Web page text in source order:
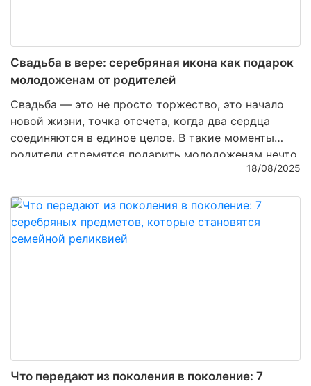
Свадьба в вере: серебряная икона как подарок
молодоженам от родителей
Свадьба — это не просто торжество, это начало
новой жизни, точка отсчета, когда два сердца
соединяются в единое целое. В такие моменты
родители стремятся подарить молодоженам нечто
особенное, что будет хранить духовную связь,
множества подарков особенно ценятсясеребряные
иконы— изделия, которые объединяют духовность
и мастерство ювелиров, превращая металл в
18/08/2025
Что передают из поколения в поколение: 7